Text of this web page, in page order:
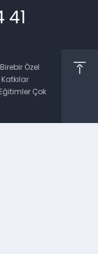
Özel
Çok